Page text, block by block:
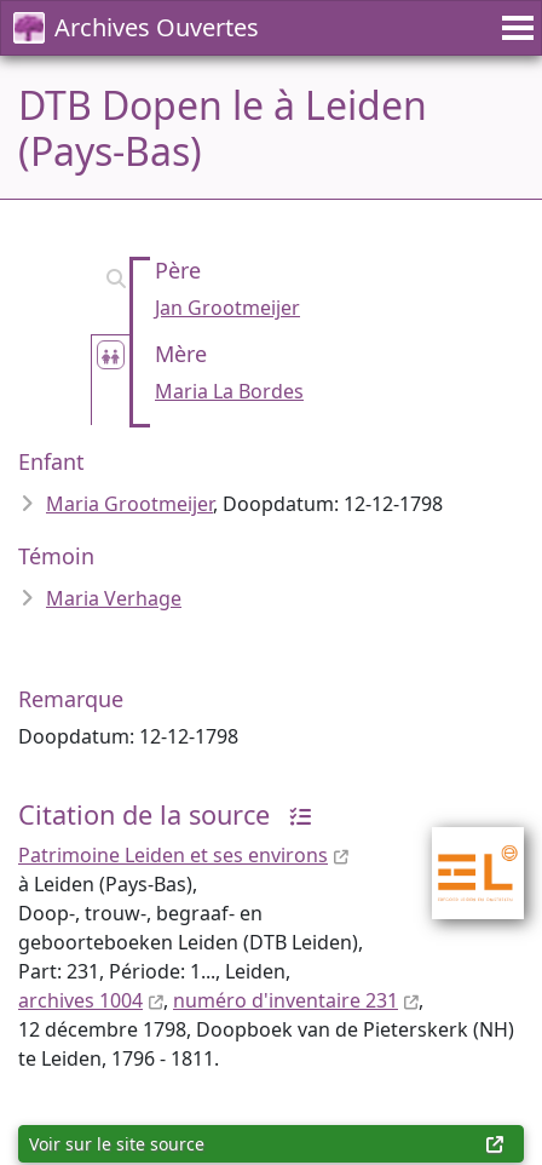
Archives Ouvertes
DTB Dopen le à Leiden
(Pays-Bas)
Père
Jan Grootmeijer
Mère
Maria La Bordes
Enfant
Maria Grootmeijer, Doopdatum: 12-12-1798
Témoin
Maria Verhage
Remarque
Doopdatum: 12-12-1798
Citation de la source
Patrimoine Leiden et ses environs
à Leiden (Pays-Bas),
Doop-, trouw-, begraaf- en
geboorteboeken Leiden (DTB Leiden),
Part: 231, Période: 1..., Leiden,
archives 1004
, numéro d'inventaire 231
,
12 décembre 1798, Doopboek van de Pieterskerk (NH)
te Leiden, 1796 - 1811.
Voir sur le site source